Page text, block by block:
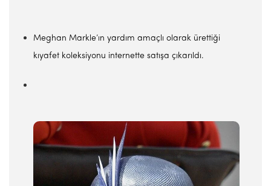
Meghan Markle’ın yardım amaçlı olarak ürettiği
kıyafet koleksiyonu internette satışa çıkarıldı.